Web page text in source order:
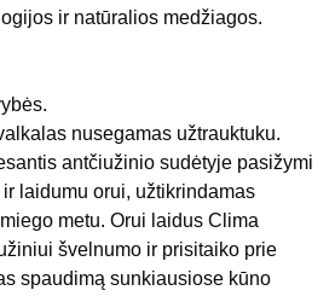
ir natūralios medžiagos.
nusegamas užtrauktuku.
antčiužinio sudėtyje pasižymi
laidumu orui, užtikrindamas
metu. Orui laidus Clima
švelnumo ir prisitaiko prie
spaudimą sunkiausiose kūno